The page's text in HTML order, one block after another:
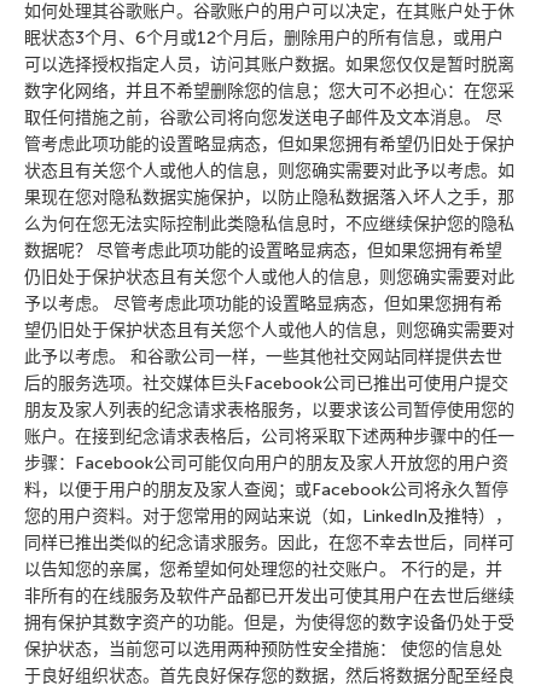
如何处理其谷歌账户。谷歌账户的用户可以决定，在其账户处于休
眠状态3个月、6个月或12个月后，删除用户的所有信息，或用户
可以选择授权指定人员，访问其账户数据。如果您仅仅是暂时脱离
数字化网络，并且不希望删除您的信息；您大可不必担心：在您采
取任何措施之前，谷歌公司将向您发送电子邮件及文本消息。 尽
管考虑此项功能的设置略显病态，但如果您拥有希望仍旧处于保护
状态且有关您个人或他人的信息，则您确实需要对此予以考虑。如
果现在您对隐私数据实施保护，以防止隐私数据落入坏人之手，那
么为何在您无法实际控制此类隐私信息时，不应继续保护您的隐私
数据呢？ 尽管考虑此项功能的设置略显病态，但如果您拥有希望
仍旧处于保护状态且有关您个人或他人的信息，则您确实需要对此
予以考虑。 尽管考虑此项功能的设置略显病态，但如果您拥有希
望仍旧处于保护状态且有关您个人或他人的信息，则您确实需要对
此予以考虑。 和谷歌公司一样，一些其他社交网站同样提供去世
后的服务选项。社交媒体巨头Facebook公司已推出可使用户提交
朋友及家人列表的纪念请求表格服务，以要求该公司暂停使用您的
账户。在接到纪念请求表格后，公司将采取下述两种步骤中的任一
步骤：Facebook公司可能仅向用户的朋友及家人开放您的用户资
料，以便于用户的朋友及家人查阅；或Facebook公司将永久暂停
您的用户资料。对于您常用的网站来说（如，LinkedIn及推特），
同样已推出类似的纪念请求服务。因此，在您不幸去世后，同样可
以告知您的亲属，您希望如何处理您的社交账户。 不行的是，并
非所有的在线服务及软件产品都已开发出可使其用户在去世后继续
拥有保护其数字资产的功能。但是，为使得您的数字设备仍处于受
保护状态，当前您可以选用两种预防性安全措施： 使您的信息处
于良好组织状态。首先良好保存您的数据，然后将数据分配至经良